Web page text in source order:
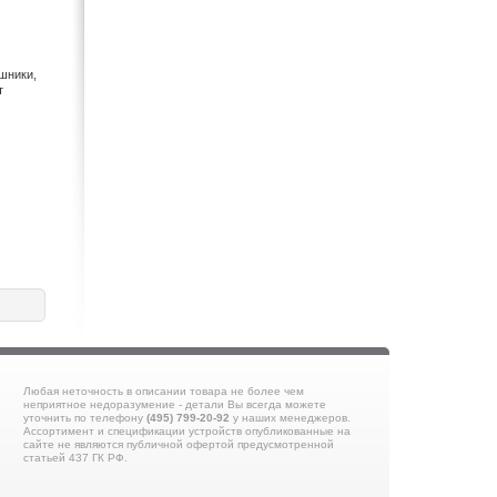
Velas (2)
Vertex Standart (1)
Vitek (5)
Western Digital (1)
Любая неточность в описании товара не более чем
неприятное недоразумение - детали Вы всегда можете
уточнить по телефону (495) 799-20-92 у наших менеджеров.
Ассортимент и спецификации устройств опубликованные на
сайте не являются публичной офертой предусмотренной
статьей 437 ГК РФ.